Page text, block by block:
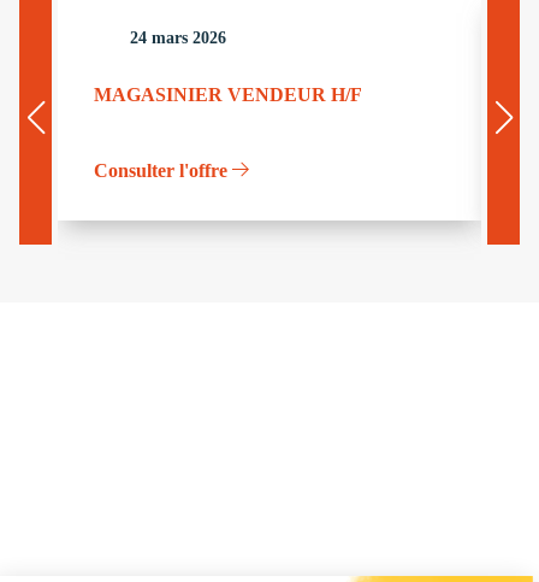
24 mars 2026
MAGASINIER VENDEUR H/F
Consulter l'offre